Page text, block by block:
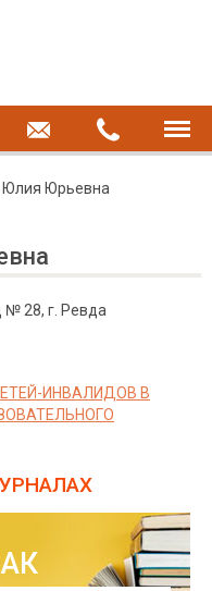
Юлия Юрьевна
№ 28, г. Ревда
ИНВАЛИДОВ В